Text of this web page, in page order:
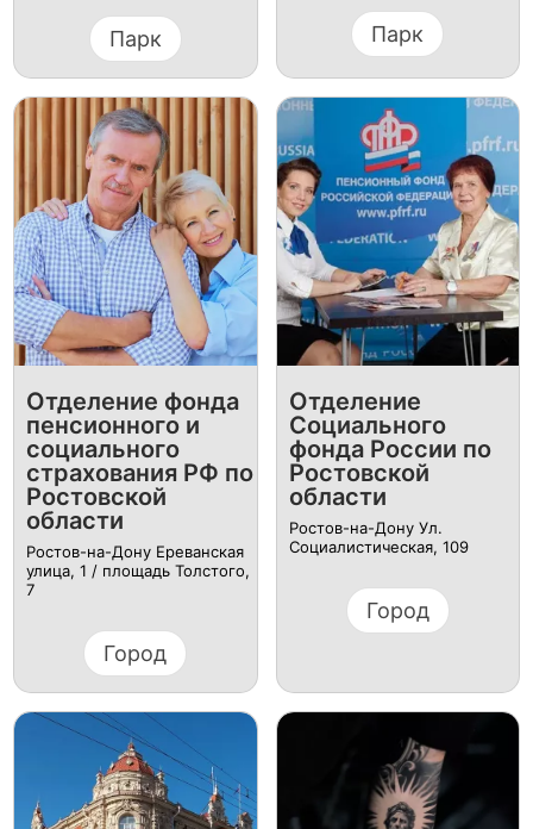
Парк Парк
Отделение фонда
пенсионного и
социального
страхования РФ по
Ростовской
области
Ростов-на-Дону Ереванская
улица, 1 / площадь Толстого,
7
Город
Отделение
Социального
фонда России по
Ростовской
области
Ростов-на-Дону Ул.
Социалистическая, 109
Город